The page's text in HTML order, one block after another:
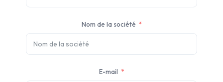
Nom de la société
E-mail